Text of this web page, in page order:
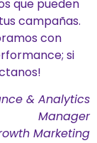
que pueden
campañas.
con
si
& Analytics
Manager
Marketing